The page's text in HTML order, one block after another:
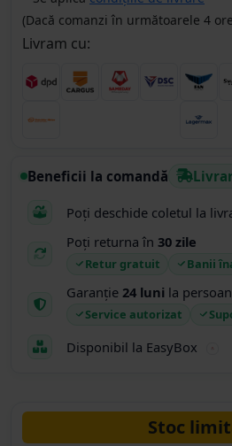
(Dacă comanzi în următoarele 4
Livram cu:
Beneficii la comandă
Poți deschide coletul la
Poți returna în 30 zile
Retur gratuit Banii
Garanție 24 luni la
Service autorizat
Disponibil la EasyBox
Stoc